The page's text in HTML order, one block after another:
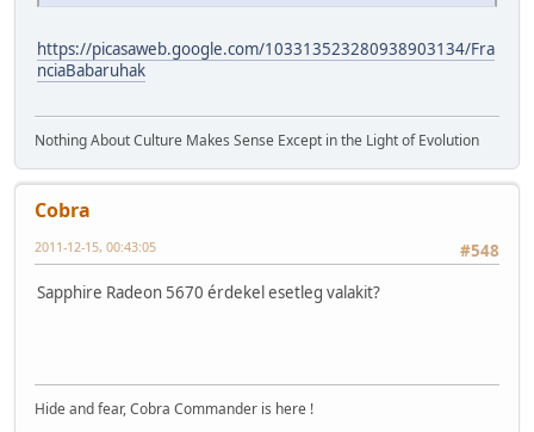
https://picasaweb.google.com/103313523280938903134/Fra
nciaBabaruhak
Nothing About Culture Makes Sense Except in the Light of Evolution
Cobra
#548
2011-12-15, 00:43:05
Sapphire Radeon 5670 érdekel esetleg valakit?
Hide and fear, Cobra Commander is here !